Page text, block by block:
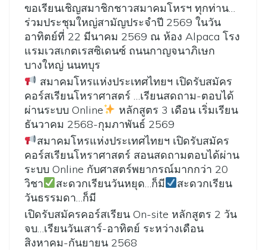
ขอเรียนเชิญสมาชิกชาวสมาคมโหรฯ ทุกท่าน…
ร่วมประชุมใหญ่สามัญประจำปี 2569 ในวัน
อาทิตย์ที่ 22 มีนาคม 2569 ณ ห้อง Alpaca โรง
แรมเวสเกตเรสซิเดนซ์ ถนนกาญจนาภิเษก
บางใหญ่ นนทบุร
สมาคมโหรแห่งประเทศไทยฯ เปิดรับสมัคร
คอร์สเรียนโหราศาสตร์ …เรียนสดถาม-ตอบได้
ผ่านระบบ Online
หลักสูตร 3 เดือน เริ่มเรียน
ธันวาคม 2568-กุมภาพันธ์ 2569
สมาคมโหรแห่งประเทศไทยฯ เปิดรับสมัคร
คอร์สเรียนโหราศาสตร์ สอนสดถามตอบได้ผ่าน
ระบบ Online กับศาสตร์พยากรณ์มากกว่า 20
วิชา
สะดวกเรียนวันหยุด…ก็มี
สะดวกเรียน
วันธรรมดา…ก็มี
เปิดรับสมัครคอร์สเรียน On-site หลักสูตร 2 วัน
จบ…เรียนวันเสาร์-อาทิตย์ ระหว่างเดือน
สิงหาคม-กันยายน 2568